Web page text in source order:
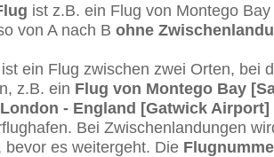
ist z.B. ein Flug von Montego
von A nach B ohne
ist ein Flug zwischen zwei Orten, bei
z.B. ein Flug von Montego Bay
- England [Gatwick Airport]
Bei Zwischenlandungen
bevor es weitergeht. Die